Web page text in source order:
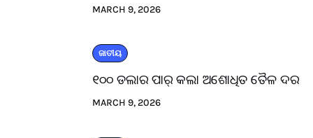
MARCH 9, 2026
ଜାତୀୟ
୧୦୦ ଡଲାର ପାର୍ କଲା ଅଶୋଧିତ ତୈଳ ଦର
MARCH 9, 2026